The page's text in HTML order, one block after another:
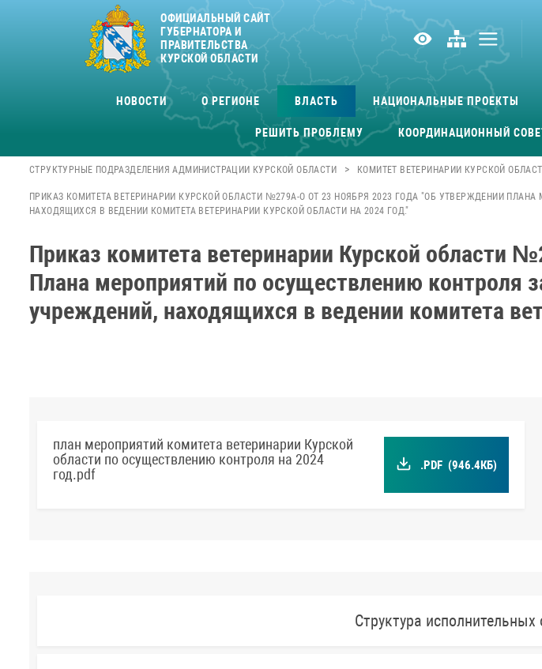
ОФИЦИАЛЬНЫЙ САЙТ
ГУБЕРНАТОРА И
ПРАВИТЕЛЬСТВА
КУРСКОЙ ОБЛАСТИ
НОВОСТИ О РЕГИОНЕ ВЛАСТЬ НАЦИОНАЛЬНЫЕ ПРОЕКТЫ
РЕШИТЬ ПРОБЛЕМУ КООРДИНАЦИОННЫЙ
СТРУКТУРНЫЕ ПОДРАЗДЕЛЕНИЯ АДМИНИСТРАЦИИ КУРСКОЙ ОБЛАСТИ > КОМИТЕТ ВЕТЕРИНАРИИ КУРСКОЙ
ПРИКАЗ КОМИТЕТА ВЕТЕРИНАРИИ КУРСКОЙ ОБЛАСТИ №279А-О ОТ 23 НОЯБРЯ 2023 ГОДА "ОБ УТВЕРЖДЕНИИ
НАХОДЯЩИХСЯ В ВЕДЕНИИ КОМИТЕТА ВЕТЕРИНАРИИ КУРСКОЙ ОБЛАСТИ НА 2024 ГОД."
Приказ комитета ветеринарии Курской области
Плана мероприятий по осуществлению контроля
учреждений, находящихся в ведении комитета
план мероприятий комитета ветеринарии Курской
области по осуществлению контроля на 2024
год.pdf
.PDF (946.4КБ)
Структура